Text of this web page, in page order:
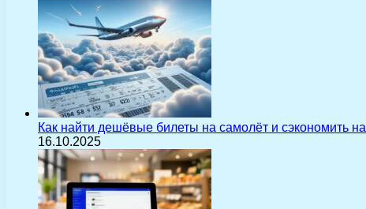
Как найти дешёвые билеты на самолёт и сэкономить
16.10.2025